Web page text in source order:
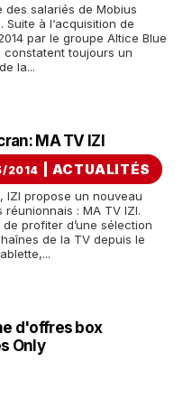
des salariés de Mobius
à l‘acquisition de
par le groupe Altice Blue
toujours un
la...
MA TV IZI
2014 ACTUALITÉS
IZI propose un nouveau
: MA TV IZI.
profiter d’une sélection
de la TV depuis le
d'offres box
Only